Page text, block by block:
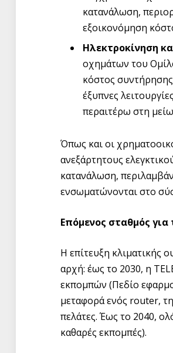
κατανάλωση,
εξοικονόμηση
Ηλεκτροκίνηση
οχημάτων του
κόστος
έξυπνες
περαιτέρω στη
Όπως και οι
ανεξάρτητους
κατανάλωση,
ενσωματώνονται στο
Επόμενος σταθμός
Η επίτευξη κλιματικής
αρχή: έως το 2030, η
εκπομπών (Πεδίο
μεταφορά ενός router,
πελάτες. Έως το 2040,
καθαρές εκπομπές).